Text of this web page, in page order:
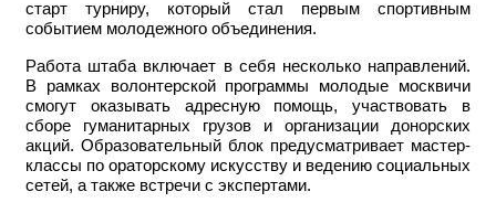
старт турниру, который стал первым спортивным
событием молодежного объединения.
Работа штаба включает в себя несколько направлений.
В рамках волонтерской программы молодые москвичи
смогут оказывать адресную помощь, участвовать в
сборе гуманитарных грузов и организации донорских
акций. Образовательный блок предусматривает мастер-
классы по ораторскому искусству и ведению социальных
сетей, а также встречи с экспертами.